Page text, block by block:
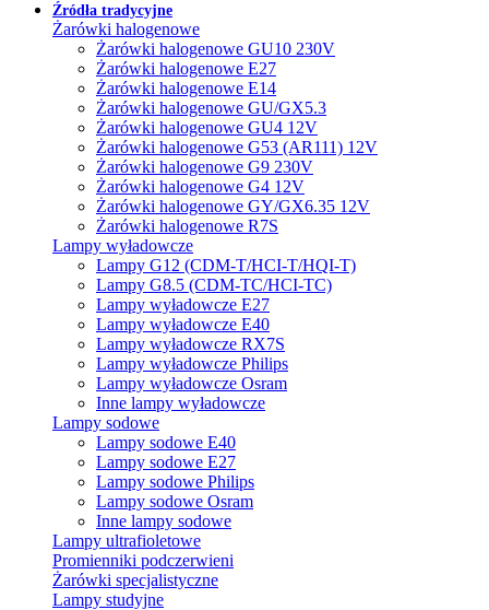
Źródła tradycyjne
Żarówki halogenowe
Żarówki halogenowe GU10 230V
Żarówki halogenowe E27
Żarówki halogenowe E14
Żarówki halogenowe GU/GX5.3
Żarówki halogenowe GU4 12V
Żarówki halogenowe G53 (AR111) 12V
Żarówki halogenowe G9 230V
Żarówki halogenowe G4 12V
Żarówki halogenowe GY/GX6.35 12V
Żarówki halogenowe R7S
Lampy wyładowcze
Lampy G12 (CDM-T/HCI-T/HQI-T)
Lampy G8.5 (CDM-TC/HCI-TC)
Lampy wyładowcze E27
Lampy wyładowcze E40
Lampy wyładowcze RX7S
Lampy wyładowcze Philips
Lampy wyładowcze Osram
Inne lampy wyładowcze
Lampy sodowe
Lampy sodowe E40
Lampy sodowe E27
Lampy sodowe Philips
Lampy sodowe Osram
Inne lampy sodowe
Lampy ultrafioletowe
Promienniki podczerwieni
Żarówki specjalistyczne
Lampy studyjne